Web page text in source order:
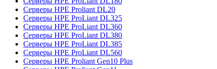
Серверы HPE Proliant DL20
Серверы HPE ProLiant DL325
Серверы HPE ProLiant DL360
Серверы HPE ProLiant DL380
Серверы HPE ProLiant DL385
Серверы HPE ProLiant DL560
Серверы HPE Proliant Gen10 Plus